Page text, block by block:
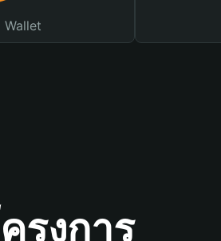
Wallet
รงการ